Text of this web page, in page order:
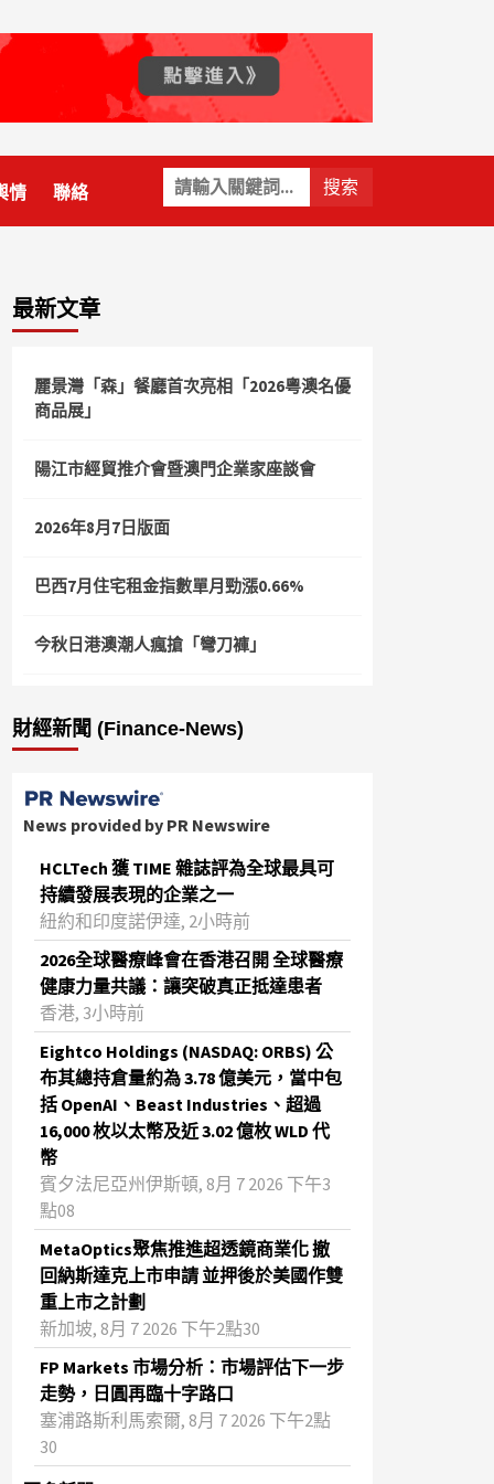
關
鍵
字:
情 聯絡
最新文章
麗景灣「森」餐廳首次亮相「2026粵澳名優
商品展」
陽江市經貿推介會暨澳門企業家座談會
2026年8月7日版面
巴西7月住宅租金指數單月勁漲0.66%
今秋日港澳潮人瘋搶「彎刀褲」
財經新聞 (Finance-News)
News provided by PR Newswire
HCLTech 獲 TIME 雜誌評為全球最具可
持續發展表現的企業之一
紐約和印度諾伊達, 2小時前
2026全球醫療峰會在香港召開 全球醫療
健康力量共議：讓突破真正抵達患者
香港, 3小時前
Eightco Holdings (NASDAQ: ORBS) 公
布其總持倉量約為 3.78 億美元，當中包
括 OpenAI、Beast Industries、超過
16,000 枚以太幣及近 3.02 億枚 WLD 代
幣
賓夕法尼亞州伊斯頓, 8月 7 2026 下午3
點08
MetaOptics聚焦推進超透鏡商業化 撤
回納斯達克上市申請 並押後於美國作雙
重上市之計劃
新加坡, 8月 7 2026 下午2點30
FP Markets 市場分析：市場評估下一步
走勢，日圓再臨十字路口
塞浦路斯利馬索爾, 8月 7 2026 下午2點
30